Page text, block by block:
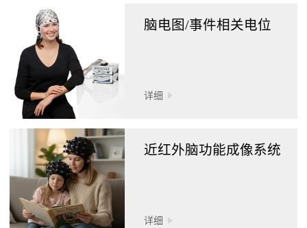
脑电图/事件相关电位
详细
近红外脑功能成像系统
详细